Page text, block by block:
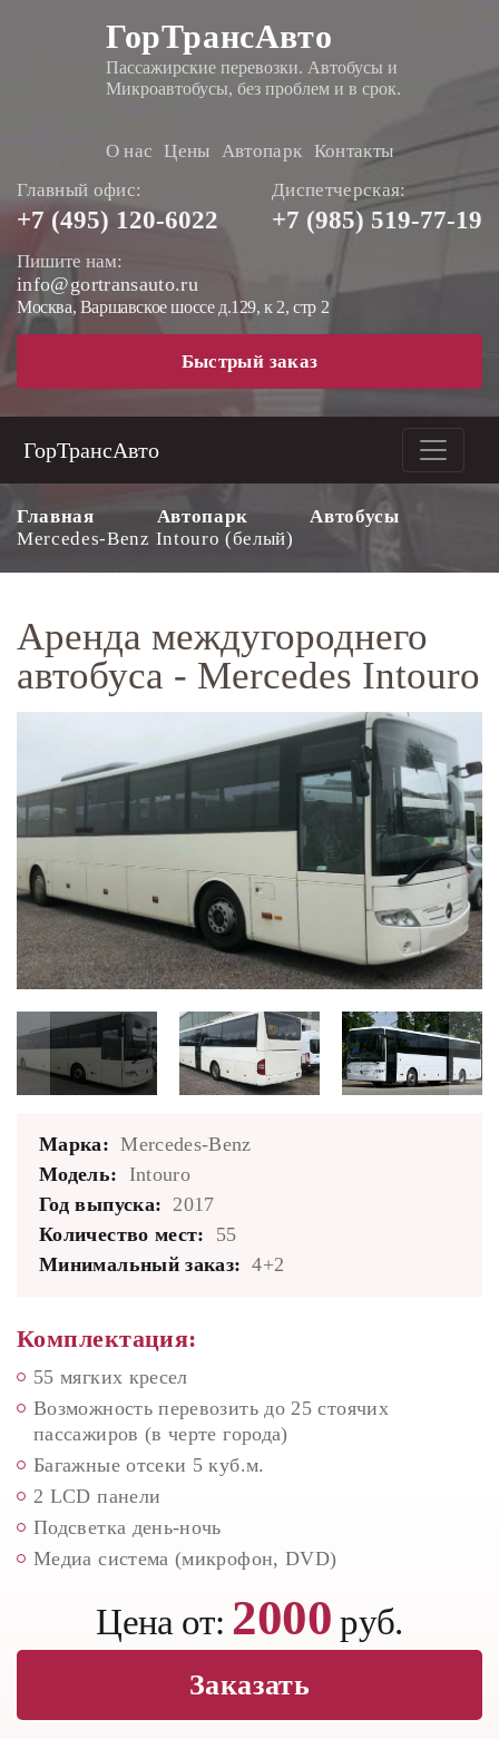
ГорТрансАвто
Пассажирские перевозки. Автобусы и
Микроавтобусы, без проблем и в срок.
О нас Цены Автопарк Контакты
Главный офис:
+7 (495) 120-6022
Диспетчерская:
+7 (985) 519-77-19
Пишите нам:
info@gortransauto.ru
Москва, Варшавское шоссе д.129, к 2, стр 2
Быстрый заказ
ГорТрансАвто
Главная Автопарк
Автобусы
Mercedes-Benz Intouro (белый)
Аренда междугороднего
автобуса - Mercedes Intouro
Марка: Mercedes-Benz
Модель: Intouro
Год выпуска: 2017
Количество мест:
55
Минимальный заказ: 4+2
Комплектация:
55 мягких кресел
Возможность перевозить до 25 стоячих
пассажиров (в черте города)
Багажные отсеки 5 куб.м.
2 LCD панели
Подсветка день-ночь
Медиа система (микрофон, DVD)
Цена от: 2000 руб.
Заказать